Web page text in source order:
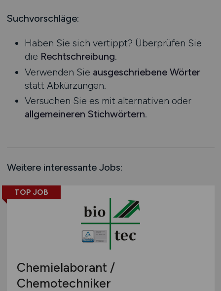
Management
Medien / Kommunikation
Naturwissenschaften / Life Science
Öffentlicher Dienst & Verbände
Optik / Feinmechanik
Personaldienstleistungen
Personalwesen
Unternehmensberatung / Wirtschaftsprüfung
Verwaltung
Gewerbe allgemein
Industrie allgemein
Wirtschaft allgemein
Niedersachsen
Rheinland-Pfalz
Saarland
Sachsen
Sachsen-Anhalt
Schleswig-Holstein
Thüringen
Europa
International
Suchvorschläge:
Haben Sie sich vertippt? Überprüfen Sie
die Rechtschreibung.
Verwenden Sie ausgeschriebene Wörter
statt Abkürzungen.
Versuchen Sie es mit alternativen oder
allgemeineren Stichwörtern.
Weitere interessante Jobs:
TOP JOB
Chemielaborant /
Chemotechniker